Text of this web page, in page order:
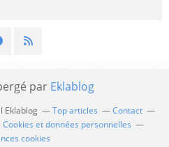
par Eklablog
Eklablog Top articles
Contact
Cookies et données personnelles
cookies